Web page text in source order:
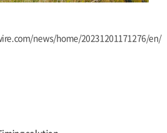
news/home/20231201171276/en/